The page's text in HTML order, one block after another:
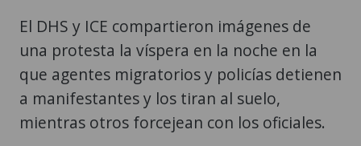
El DHS y ICE compartieron imágenes de
una protesta la víspera en la noche en la
que agentes migratorios y policías detienen
a manifestantes y los tiran al suelo,
mientras otros forcejean con los oficiales.